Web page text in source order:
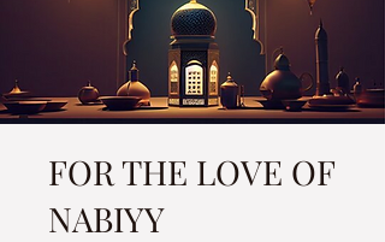
FOR THE LOVE OF
NABIYY